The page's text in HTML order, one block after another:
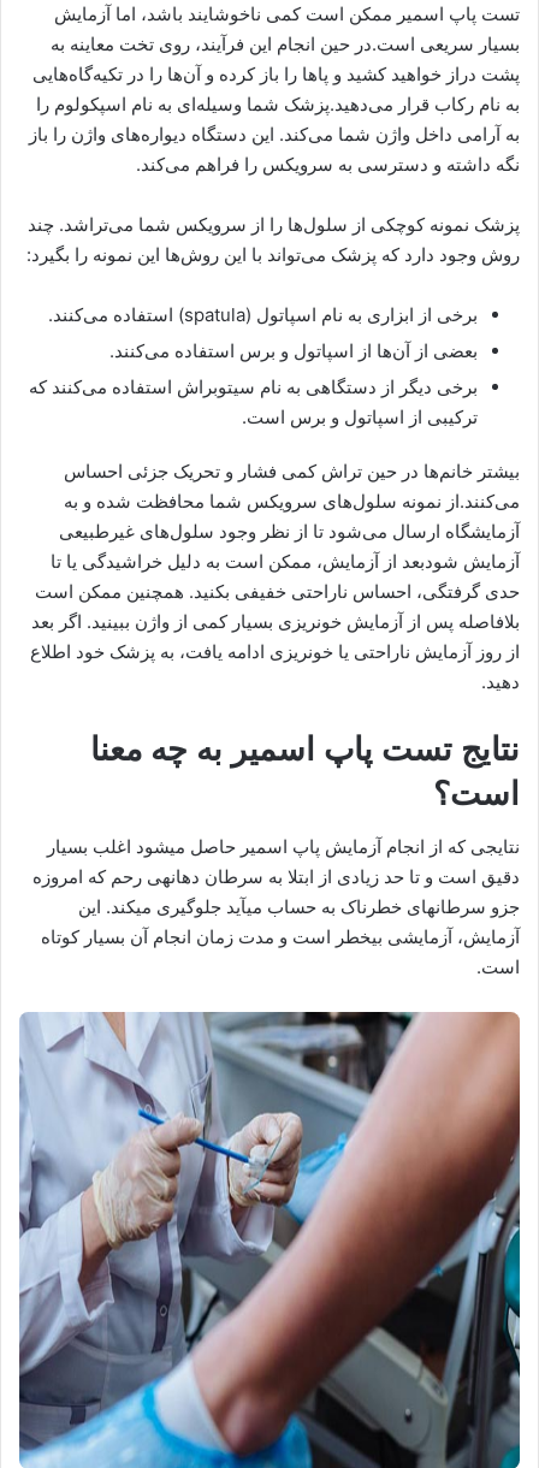
تست پاپ اسمیر ممکن است کمی ناخوشایند باشد، اما آزمایش
بسیار سریعی است.در حین انجام این فرآیند، روی تخت معاینه به
پشت دراز خواهید کشید و پاها را باز کرده و آن‌ها را در تکیه‌گاه‌هایی
به نام رکاب قرار می‌دهید.پزشک شما وسیله‌ای به نام اسپکولوم را
به آرامی داخل واژن شما می‌کند. این دستگاه دیواره‌های واژن را باز
نگه داشته و دسترسی به سرویکس را فراهم می‌کند.
پزشک نمونه کوچکی از سلول‌ها را از سرویکس شما می‌تراشد. چند
روش وجود دارد که پزشک می‌تواند با این روش‌ها این نمونه را بگیرد:
برخی از ابزاری به نام اسپاتول (spatula) استفاده می‌کنند.
بعضی از آن‌ها از اسپاتول و برس استفاده می‌کنند.
برخی دیگر از دستگاهی به نام سیتوبراش استفاده می‌کنند که
ترکیبی از اسپاتول و برس است.
بیشتر خانم‌ها در حین تراش کمی فشار و تحریک جزئی احساس
می‌کنند.از نمونه سلول‌های سرویکس شما محافظت شده و به
آزمایشگاه ارسال می‌شود تا از نظر وجود سلول‌های غیرطبیعی
آزمایش شودبعد از آزمایش، ممکن است به دلیل خراشیدگی یا تا
حدی گرفتگی، احساس ناراحتی خفیفی بکنید. همچنین ممکن است
بلافاصله پس از آزمایش خونریزی بسیار کمی از واژن ببینید. اگر بعد
از روز آزمایش ناراحتی یا خونریزی ادامه یافت، به پزشک خود اطلاع
دهید.
نتایج تست پاپ اسمیر به چه معنا
است؟
نتایجی که از انجام آزمایش پاپ اسمیر حاصل می‎شود اغلب بسیار
دقیق است و تا حد زیادی از ابتلا به سرطان دهانه‎ی رحم که امروزه
جزو سرطان‎های خطرناک به حساب می‎آید جلوگیری می‎کند. این
آزمایش، آزمایشی بی‎خطر است و مدت زمان انجام آن بسیار کوتاه
است.